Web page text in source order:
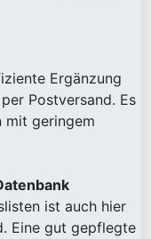
Ergänzung
Postversand. Es
mit geringem
ist auch hier
Eine gut gepflegte